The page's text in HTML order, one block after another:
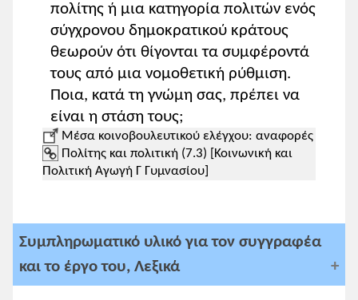
πολίτης ή μια κατηγορία πολιτών ενός
σύγχρονου δημοκρατικού κράτους
θεωρούν ότι θίγονται τα συμφέροντά
τους από μια νομοθετική ρύθμιση.
Ποια, κατά τη γνώμη σας, πρέπει να
είναι η στάση τους;
Μέσα κοινοβουλευτικού ελέγχου: αναφορές
Πολίτης και πολιτική (7.3) [Κοινωνική και
Πολιτική Αγωγή Γ Γυμνασίου]
Συμπληρωματικό υλικό για τον συγγραφέα
και το έργο του, Λεξικά